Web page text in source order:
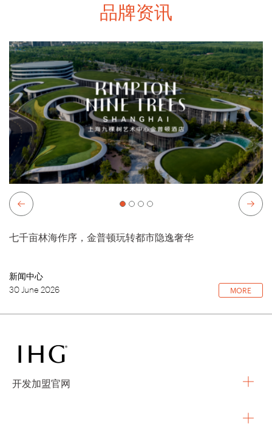
品牌资讯
七千亩林海作序，金普顿玩转都市隐逸奢华
新闻中心
30 June 2026
MORE
开发加盟官网